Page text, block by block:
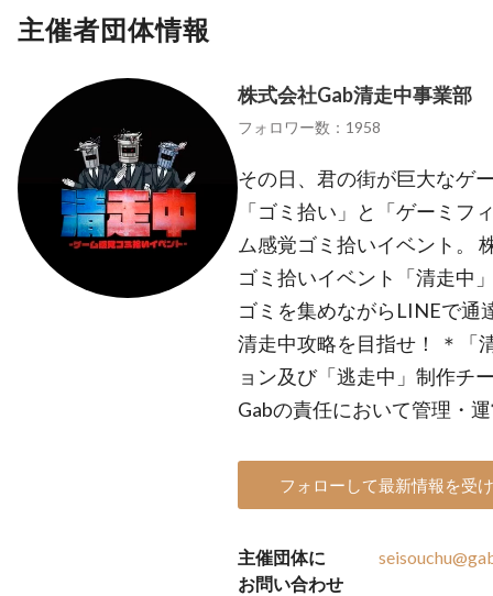
主催者団体情報
株式会社Gab清走中事業部
フォロワー数：1958
その日、君の街が巨大なゲ
「ゴミ拾い」と「ゲーミフ
ム感覚ゴミ拾いイベント。
ゴミ拾いイベント「清走中
ゴミを集めながらLINEで通
清走中攻略を目指せ！ ＊「
ョン及び「逃走中」制作チ
Gabの責任において管理・
フォローして最新情報を受
主催団体に
お問い合わせ